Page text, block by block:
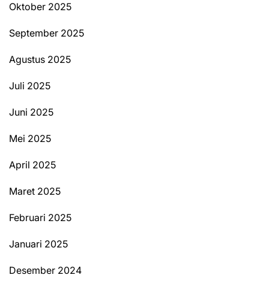
Oktober 2025
September 2025
Agustus 2025
Juli 2025
Juni 2025
Mei 2025
April 2025
Maret 2025
Februari 2025
Januari 2025
Desember 2024